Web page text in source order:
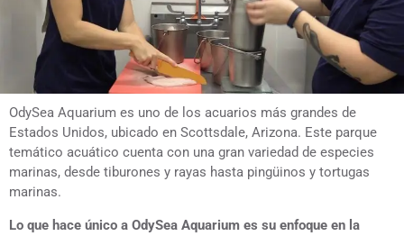
OdySea Aquarium es uno de los acuarios más grandes de
Estados Unidos, ubicado en Scottsdale, Arizona. Este parque
temático acuático cuenta con una gran variedad de especies
marinas, desde tiburones y rayas hasta pingüinos y tortugas
marinas.
Lo que hace único a OdySea Aquarium es su enfoque en la